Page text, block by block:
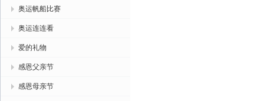
奥运帆船比赛
奥运连连看
爱的礼物
感恩父亲节
感恩母亲节